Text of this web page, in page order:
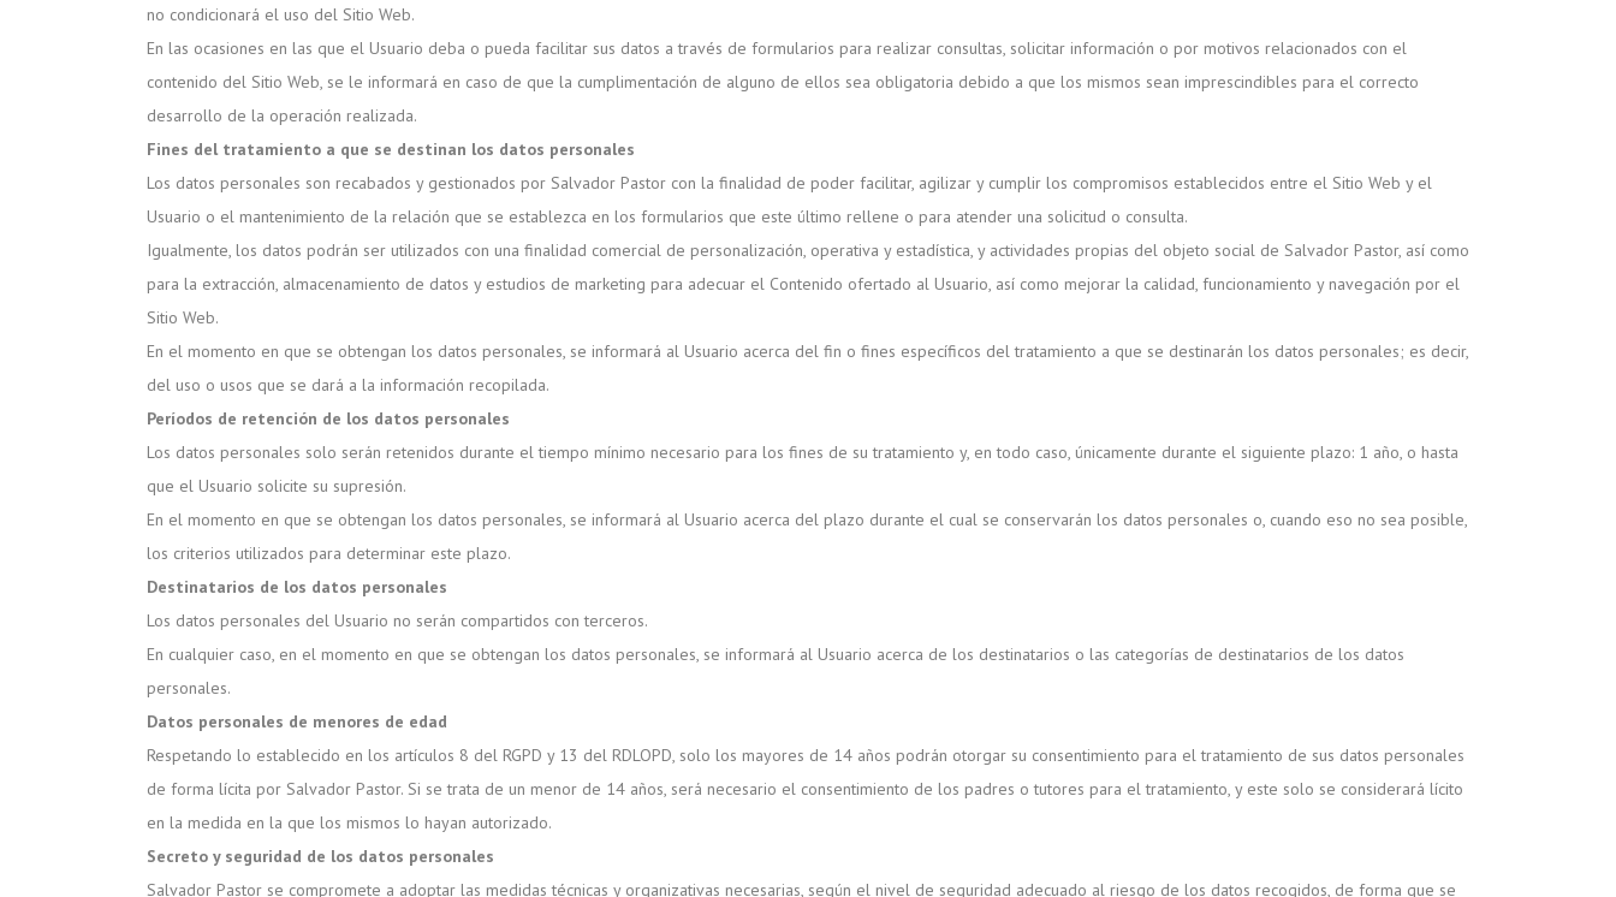
no condicionará el uso del Sitio Web.
En las ocasiones en las que el Usuario deba o pueda facilitar sus datos a través de formularios para realizar consultas, solicitar información o por motivos relacionados con el
contenido del Sitio Web, se le informará en caso de que la cumplimentación de alguno de ellos sea obligatoria debido a que los mismos sean imprescindibles para el correcto
desarrollo de la operación realizada.
Fines del tratamiento a que se destinan los datos personales
Los datos personales son recabados y gestionados por Salvador Pastor con la finalidad de poder facilitar, agilizar y cumplir los compromisos establecidos entre el Sitio Web y el
Usuario o el mantenimiento de la relación que se establezca en los formularios que este último rellene o para atender una solicitud o consulta.
Igualmente, los datos podrán ser utilizados con una finalidad comercial de personalización, operativa y estadística, y actividades propias del objeto social de Salvador Pastor, así como
para la extracción, almacenamiento de datos y estudios de marketing para adecuar el Contenido ofertado al Usuario, así como mejorar la calidad, funcionamiento y navegación por el
Sitio Web.
En el momento en que se obtengan los datos personales, se informará al Usuario acerca del fin o fines específicos del tratamiento a que se destinarán los datos personales; es decir,
del uso o usos que se dará a la información recopilada.
Períodos de retención de los datos personales
Los datos personales solo serán retenidos durante el tiempo mínimo necesario para los fines de su tratamiento y, en todo caso, únicamente durante el siguiente plazo: 1 año, o hasta
que el Usuario solicite su supresión.
En el momento en que se obtengan los datos personales, se informará al Usuario acerca del plazo durante el cual se conservarán los datos personales o, cuando eso no sea posible,
los criterios utilizados para determinar este plazo.
Destinatarios de los datos personales
Los datos personales del Usuario no serán compartidos con terceros.
En cualquier caso, en el momento en que se obtengan los datos personales, se informará al Usuario acerca de los destinatarios o las categorías de destinatarios de los datos
personales.
Datos personales de menores de edad
Respetando lo establecido en los artículos 8 del RGPD y 13 del RDLOPD, solo los mayores de 14 años podrán otorgar su consentimiento para el tratamiento de sus datos personales
de forma lícita por Salvador Pastor. Si se trata de un menor de 14 años, será necesario el consentimiento de los padres o tutores para el tratamiento, y este solo se considerará lícito
en la medida en la que los mismos lo hayan autorizado.
Secreto y seguridad de los datos personales
Salvador Pastor se compromete a adoptar las medidas técnicas y organizativas necesarias, según el nivel de seguridad adecuado al riesgo de los datos recogidos, de forma que se